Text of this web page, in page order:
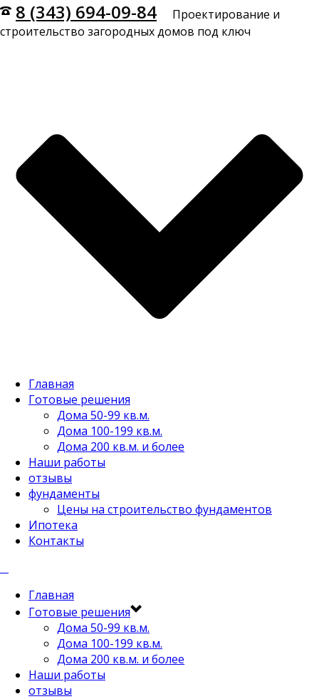
8 (343) 694-09-84
Проектирование и
строительство загородных домов под ключ
Главная
Готовые решения
Дома 50-99 кв.м.
Дома 100-199 кв.м.
Дома 200 кв.м. и более
Наши работы
отзывы
фундаменты
Цены на строительство фундаментов
Ипотека
Контакты
Главная
Готовые решения
Дома 50-99 кв.м.
Дома 100-199 кв.м.
Дома 200 кв.м. и более
Наши работы
отзывы